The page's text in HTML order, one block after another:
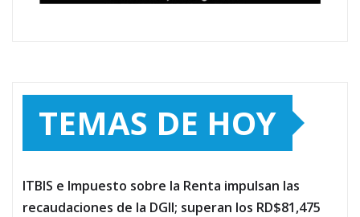
TEMAS DE HOY
ITBIS e Impuesto sobre la Renta impulsan las
recaudaciones de la DGII; superan los RD$81,475